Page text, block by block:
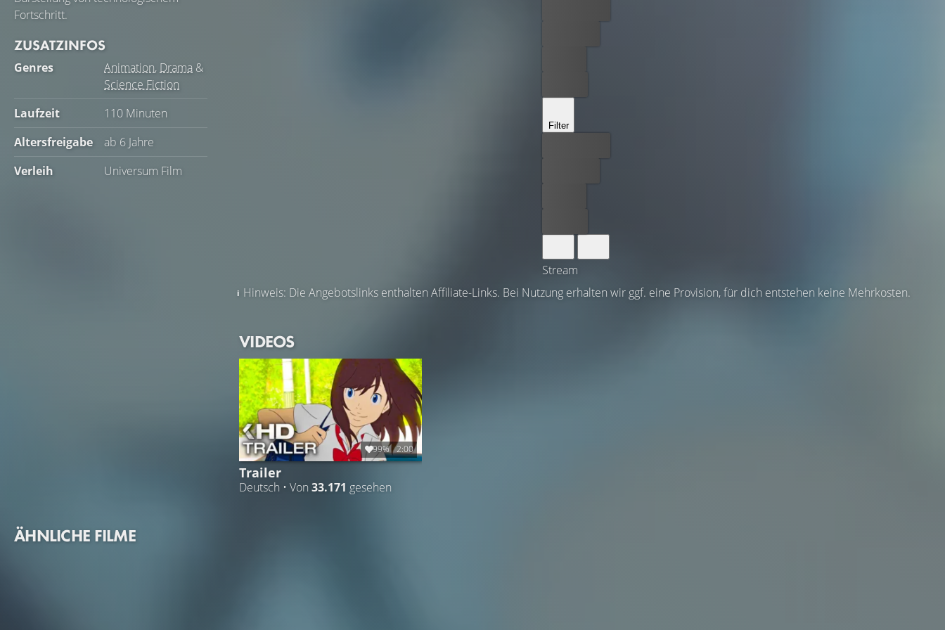
Fortschritt.
ZUSATZINFOS
Genres Animation, Drama &
Science Fiction
Laufzeit
110 Minuten
Altersfreigabe
ab 6 Jahre
Verleih
Universum Film
Filter
Stream
Hinweis: Die Angebotslinks enthalten Affiliate-Links. Bei Nutzung erhalten wir ggf. eine Provision, für dich entstehen keine Mehrkosten.
VIDEOS
99% 2:00
Trailer
Deutsch • Von 33.171 gesehen
ÄHNLICHE FILME